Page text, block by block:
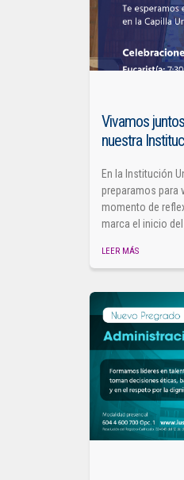
Vivamos
nuestra
En la Institución
preparamos para
momento de
marca el inicio
LEER MÁS